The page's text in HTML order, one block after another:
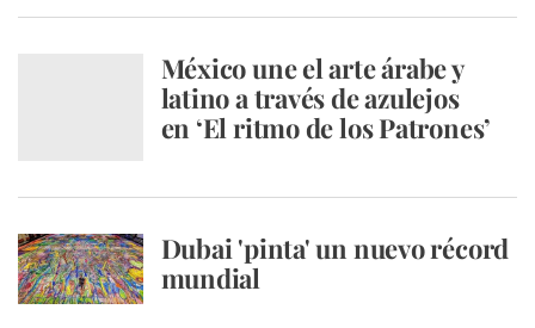
México une el arte árabe y
latino a través de azulejos
en ‘El ritmo de los Patrones’
Dubai 'pinta' un nuevo récord
mundial